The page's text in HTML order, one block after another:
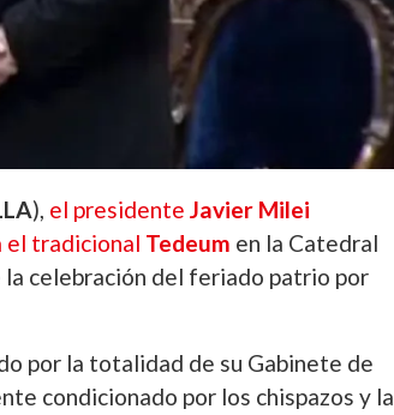
), el presidente Javier Milei
el tradicional Tedeum en la Catedral
celebración del feriado patrio por
por la totalidad de su Gabinete de
condicionado por los chispazos y la